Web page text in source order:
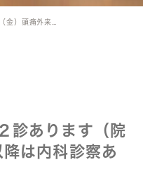
診あります（院
は内科診察あ